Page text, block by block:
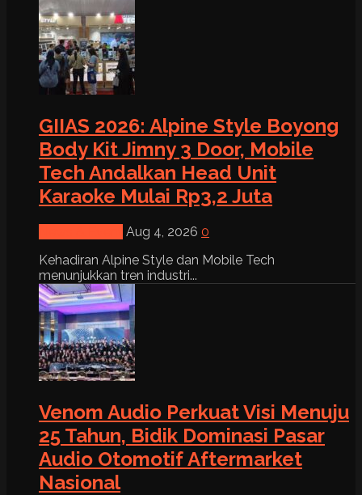
GIIAS 2026: Alpine Style Boyong
Body Kit Jimny 3 Door, Mobile
Tech Andalkan Head Unit
Karaoke Mulai Rp3,2 Juta
Aug 4, 2026 0
Kehadiran Alpine Style dan Mobile Tech
menunjukkan tren industri...
Venom Audio Perkuat Visi Menuju
25 Tahun, Bidik Dominasi Pasar
Audio Otomotif Aftermarket
Nasional